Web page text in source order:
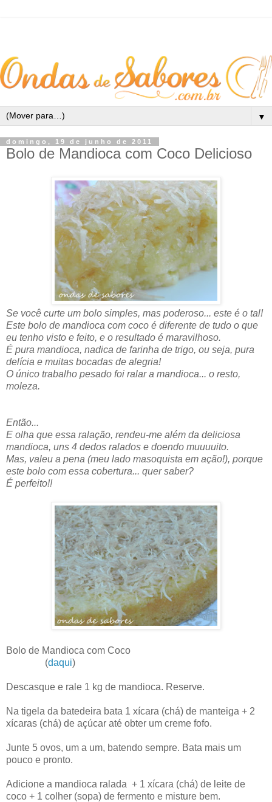
▼
domingo, 19 de junho de 2011
Bolo de Mandioca com Coco Delicioso
Se você curte um bolo simples, mas poderoso... este é o tal!
Este bolo de mandioca com coco é diferente de tudo o que
eu tenho visto e feito, e o resultado é maravilhoso.
É pura mandioca, nadica de farinha de trigo, ou seja, pura
delícia e muitas bocadas de alegria!
O único trabalho pesado foi ralar a mandioca... o resto,
moleza.
Então...
E olha que essa ralação, rendeu-me além da deliciosa
mandioca, uns 4 dedos ralados e doendo muuuuito.
Mas, valeu a pena (meu lado masoquista em ação!), porque
este bolo com essa cobertura... quer saber?
É perfeito!!
Bolo de Mandioca com Coco
(daqui)
Descasque e rale 1 kg de mandioca. Reserve.
Na tigela da batedeira bata 1 xícara (chá) de manteiga + 2
xícaras (chá) de açúcar até obter um creme fofo.
Junte 5 ovos, um a um, batendo sempre. Bata mais um
pouco e pronto.
Adicione a mandioca ralada + 1 xícara (chá) de leite de
coco + 1 colher (sopa) de fermento e misture bem.